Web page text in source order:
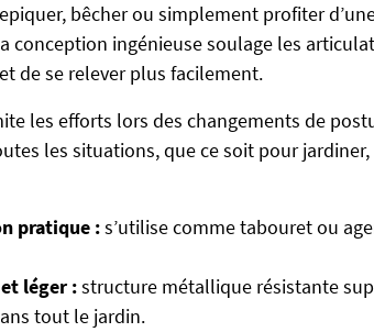
bêcher ou simplement profiter
conception ingénieuse soulage les
de se relever plus facilement.
les efforts lors des changements de
les situations, que ce soit pour
pratique :s’utilise comme tabouret ou
léger :structure métallique résistante
tout le jardin.